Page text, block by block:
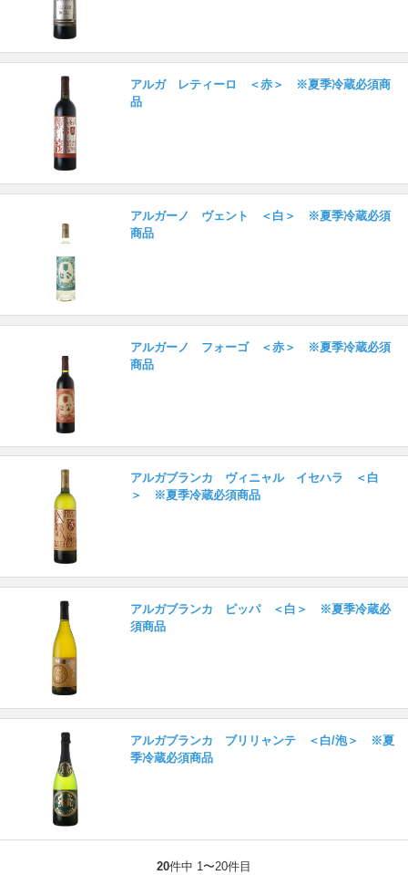
アルガ レティーロ ＜赤＞ ※夏季冷蔵必須商
品
アルガーノ ヴェント ＜白＞ ※夏季冷蔵必須
商品
アルガーノ フォーゴ ＜赤＞ ※夏季冷蔵必須
商品
アルガブランカ ヴィニャル イセハラ ＜白
＞ ※夏季冷蔵必須商品
アルガブランカ ピッパ ＜白＞ ※夏季冷蔵必
須商品
アルガブランカ ブリリャンテ ＜白/泡＞ ※夏
季冷蔵必須商品
20件中 1〜20件目